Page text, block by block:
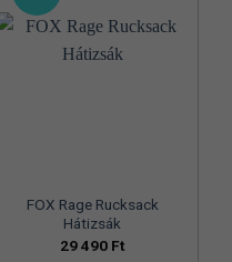
FOX Rage Rucksack
Hátizsák
29 490 Ft